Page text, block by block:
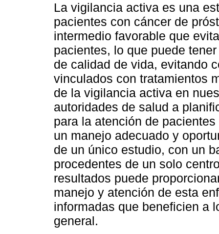
La vigilancia activa es una
pacientes con cáncer de
intermedio favorable que
pacientes, lo que puede
de calidad de vida, evitando
vinculados con tratamientos
de la vigilancia activa en
autoridades de salud a
para la atención de
un manejo adecuado y
de un único estudio, con un
procedentes de un solo
resultados puede
manejo y atención de esta
informadas que beneficien a
general.